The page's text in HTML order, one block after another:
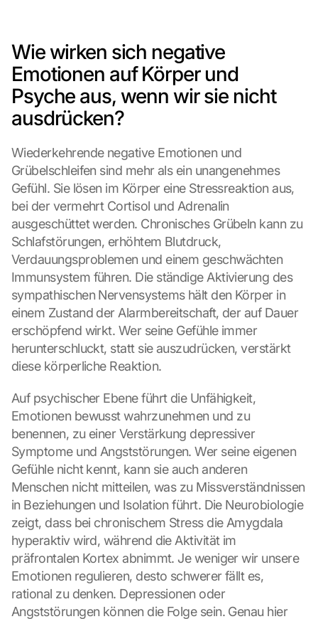
Wie wirken sich negative
Emotionen auf Körper und
Psyche aus, wenn wir sie nicht
ausdrücken?
Wiederkehrende negative Emotionen und
Grübelschleifen sind mehr als ein unangenehmes
Gefühl. Sie lösen im Körper eine Stressreaktion aus,
bei der vermehrt Cortisol und Adrenalin
ausgeschüttet werden. Chronisches Grübeln kann zu
Schlafstörungen, erhöhtem Blutdruck,
Verdauungsproblemen und einem geschwächten
Immunsystem führen. Die ständige Aktivierung des
sympathischen Nervensystems hält den Körper in
einem Zustand der Alarmbereitschaft, der auf Dauer
erschöpfend wirkt. Wer seine Gefühle immer
herunterschluckt, statt sie auszudrücken, verstärkt
diese körperliche Reaktion.
Auf psychischer Ebene führt die Unfähigkeit,
Emotionen bewusst wahrzunehmen und zu
benennen, zu einer Verstärkung depressiver
Symptome und Angststörungen. Wer seine eigenen
Gefühle nicht kennt, kann sie auch anderen
Menschen nicht mitteilen, was zu Missverständnissen
in Beziehungen und Isolation führt. Die Neurobiologie
zeigt, dass bei chronischem Stress die Amygdala
hyperaktiv wird, während die Aktivität im
präfrontalen Kortex abnimmt. Je weniger wir unsere
Emotionen regulieren, desto schwerer fällt es,
rational zu denken. Depressionen oder
Angststörungen können die Folge sein. Genau hier